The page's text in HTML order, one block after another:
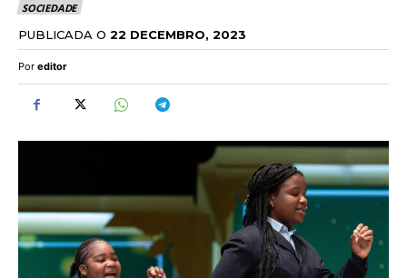
SOCIEDADE
PUBLICADA O 22 DECEMBRO, 2023
Por editor